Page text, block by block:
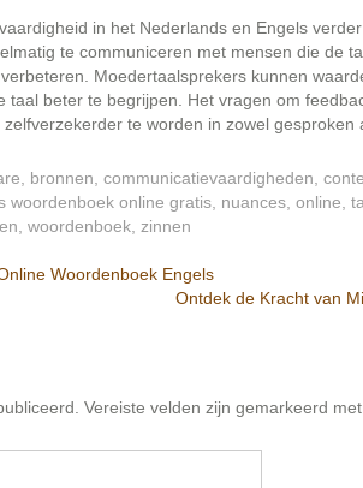
in het Nederlands en Engels
te communiceren met mensen die de
Moedertaalsprekers kunnen
taal beter te begrijpen. Het vragen om
te worden in zowel gesproken
bronnen communicatievaardigheden
woordenboek online gratis nuances online
woordenboek zinnen
Woordenboek Engels
Ontdek de Kracht van
Vereiste velden zijn gemarkeerd met